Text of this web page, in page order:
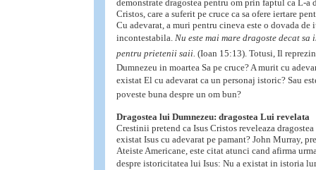
demonstrate dragostea pentru om prin faptul ca L-a
Cristos, care a suferit pe cruce ca sa ofere iertare
Cu adevarat, a muri pentru cineva este o dovada de
incontestabila. Nu este mai mare dragoste decat
pentru prietenii saii. (Ioan 15:13). Totusi, Il
Dumnezeu in moartea Sa pe cruce? A murit cu
existat El cu adevarat ca un personaj istoric? Sau
poveste buna despre un om bun?
Dragostea lui Dumnezeu: dragostea Lui revelata
Crestinii pretend ca Isus Cristos reveleaza
existat Isus cu adevarat pe pamant? John Murray,
Ateiste Americane, este citat atunci cand afirma
despre istoricitatea lui Isus: Nu a existat in istoria